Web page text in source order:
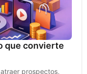
que convierte
prospectos,